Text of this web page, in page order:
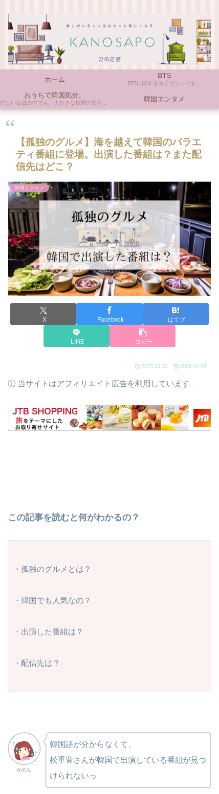
ホーム BTS
BTSに関するカテゴリーです。
おうちで韓国気分。
忙しい毎日の中でも、大好きな韓国の文化やアイテムに触れると心がほっとしますよね。ここでは、自宅で手軽に楽しめる韓国の美味しいもの、お気に入りのコスメ、そして推し活の楽しみ方など、「おうちにいながら韓国気分」に触れられるヒントを私らしくお届けします。 韓国エンタメ
【孤独のグルメ】海を越えて韓国のバラエ
ティ番組に登場。出演した番組は？また配
信先はどこ？
韓国エンタメ
X Facebook はてブ
LINE コピー
2025.03.13 2026.04.28
ⓘ 当サイトはアフィリエイト広告を利用しています
この記事を読むと何がわかるの？
・孤独のグルメとは？
・韓国でも人気なの？
・出演した番組は？
・配信先は？
かのん
韓国語が分からなくて、
松重豊さんが韓国で出演している番組が見つ
けられないっ